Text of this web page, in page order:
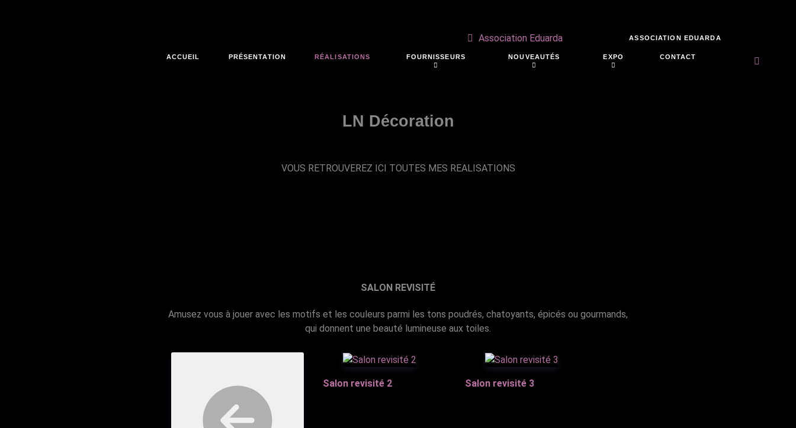
Association Eduarda ASSOCIATION EDUARDA
ACCUEIL PRÉSENTATION RÉALISATIONS FOURNISSEURS NOUVEAUTÉS EXPO CONTACT
LN Décoration
VOUS RETROUVEREZ ICI TOUTES MES REALISATIONS
SALON REVISITÉ
Amusez vous à jouer avec les motifs et les couleurs parmi les tons poudrés, chatoyants, épicés ou gourmands,
qui donnent une beauté lumineuse aux toiles.
Salon revisité 2 Salon revisité 3